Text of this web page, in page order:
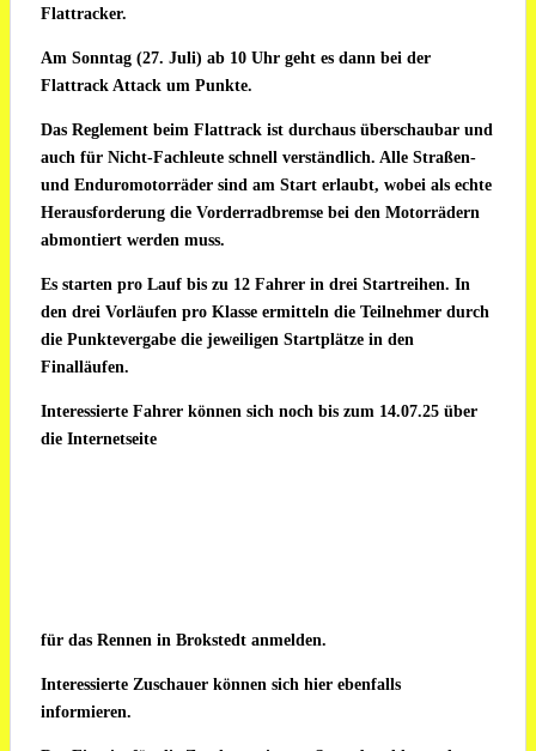
Flattracker.
Am Sonntag (27. Juli) ab 10 Uhr geht es dann bei der
Flattrack Attack um Punkte.
Das Reglement beim Flattrack ist durchaus überschaubar und
auch für Nicht-Fachleute schnell verständlich. Alle Straßen-
und Enduromotorräder sind am Start erlaubt, wobei als echte
Herausforderung die Vorderradbremse bei den Motorrädern
abmontiert werden muss.
Es starten pro Lauf bis zu 12 Fahrer in drei Startreihen. In
den drei Vorläufen pro Klasse ermitteln die Teilnehmer durch
die Punktevergabe die jeweiligen Startplätze in den
Finalläufen.
Interessierte Fahrer können sich noch bis zum 14.07.25 über
die Internetseite
für das Rennen in Brokstedt anmelden.
Interessierte Zuschauer können sich hier ebenfalls
informieren.